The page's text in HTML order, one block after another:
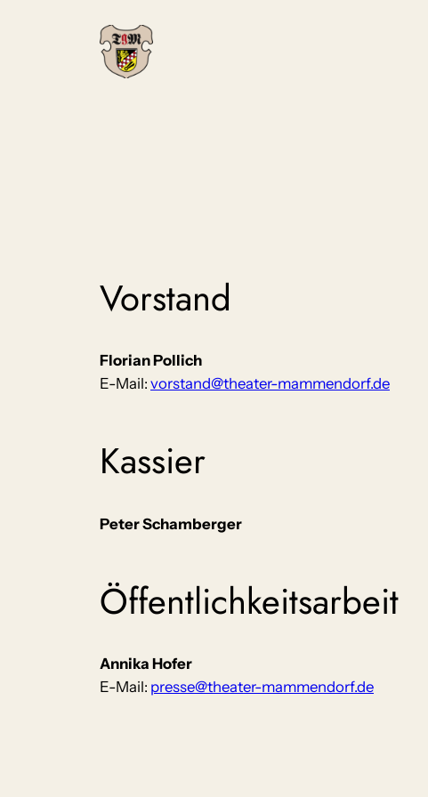
Vorstand
Florian Pollich
E-Mail: vorstand@theater-mammendorf.de
Kassier
Peter Schamberger
Öffentlichkeitsarbeit
Annika Hofer
E-Mail: presse@theater-mammendorf.de